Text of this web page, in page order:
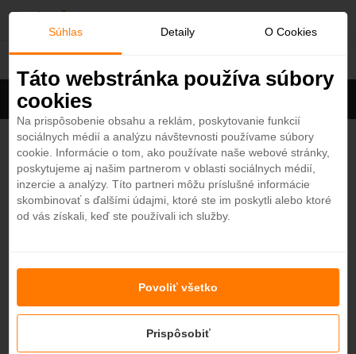
ú
Španielsko
Filter
Zobrazených 12z 17 hotelov Zobraziť všetky
Iberostar Waves Malaga Playa 4*
4,5
Španielsko - Plážový hotel
Iberostar Selection Marbella Coral Beach 4*
Súhlas Detaily O Cookies
Táto webstránka používa súbory
cookies
Na prispôsobenie obsahu a reklám, poskytovanie funkcií
sociálnych médií a analýzu návštevnosti používame súbory
cookie. Informácie o tom, ako používate naše webové stránky,
poskytujeme aj našim partnerom v oblasti sociálnych médií,
inzercie a analýzy. Títo partneri môžu príslušné informácie
skombinovať s ďalšími údajmi, ktoré ste im poskytli alebo ktoré
od vás získali, keď ste používali ich služby.
Prispôsobiť
Povoliť všetko